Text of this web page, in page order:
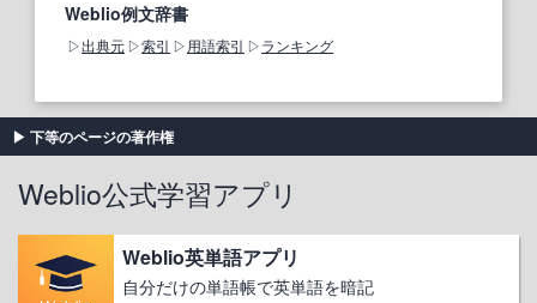
Weblio例文辞書
出典元 索引 用語索引 ランキング
下等のページの著作権
Weblio公式学習アプリ
Weblio英単語アプリ
自分だけの単語帳で英単語を暗記